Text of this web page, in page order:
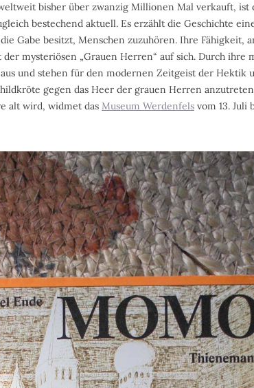
bisher über zwanzig Millionen Mal verkauft, ist
bestechend aktuell. Es erzählt die Geschichte
Gabe besitzt, Menschen zuzuhören. Ihre Fähigkeit,
mysteriösen „Grauen Herren“ auf sich. Durch ihre
und stehen für den modernen Zeitgeist der Hektik
gegen das Heer der grauen Herren
alt wird, widmet das Museum Werdenfels vom 13. Juli